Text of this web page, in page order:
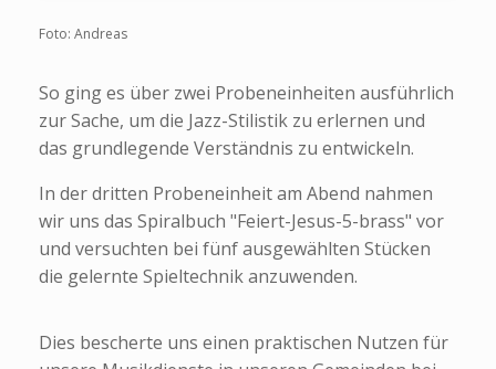
Foto: Andreas
So ging es über zwei Probeneinheiten ausführlich
zur Sache, um die Jazz-Stilistik zu erlernen und
das grundlegende Verständnis zu entwickeln.
In der dritten Probeneinheit am Abend nahmen
wir uns das Spiralbuch "Feiert-Jesus-5-brass" vor
und versuchten bei fünf ausgewählten Stücken
die gelernte Spieltechnik anzuwenden.
Dies bescherte uns einen praktischen Nutzen für